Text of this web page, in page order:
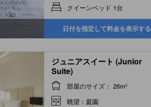
クイーンベッド 1台
日付を指定して料金を表示する
ジュニアスイート (Junior
Suite)
部屋のサイズ： 26m²
眺望：庭園